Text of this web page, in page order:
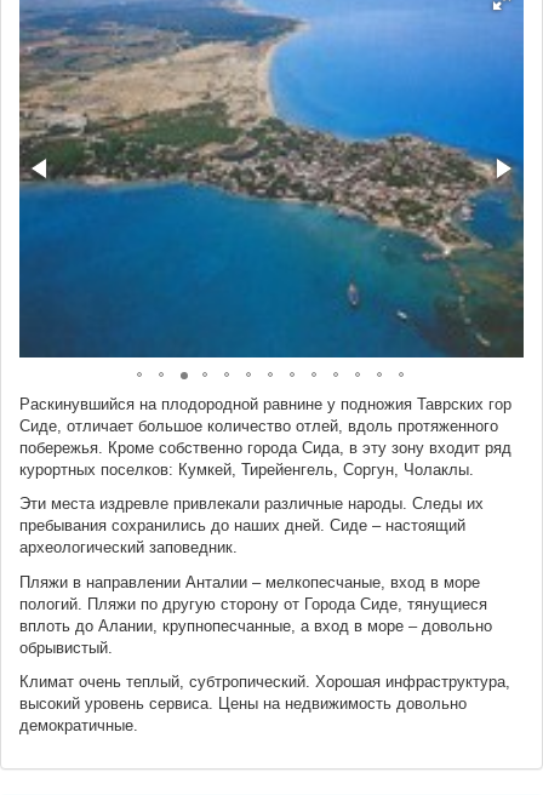
Раскинувшийся на плодородной равнине у подножия Таврских гор
Сиде, отличает большое количество отлей, вдоль протяженного
побережья. Кроме собственно города Сида, в эту зону входит ряд
курортных поселков: Кумкей, Тирейенгель, Соргун, Чолаклы.
Эти места издревле привлекали различные народы. Следы их
пребывания сохранились до наших дней. Сиде – настоящий
археологический заповедник.
Пляжи в направлении Анталии – мелкопесчаные, вход в море
пологий. Пляжи по другую сторону от Города Сиде, тянущиеся
вплоть до Алании, крупнопесчанные, а вход в море – довольно
обрывистый.
Климат очень теплый, субтропический. Хорошая инфраструктура,
высокий уровень сервиса. Цены на недвижимость довольно
демократичные.